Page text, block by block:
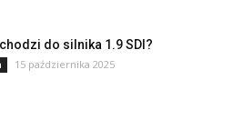
do silnika 1.9 SDI?
15 października 2025